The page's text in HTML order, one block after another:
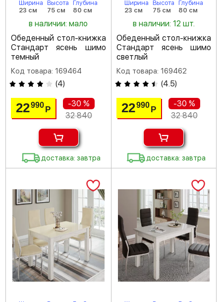
Ширина
23 см
Высота
75 см
Глубина
80 см
в наличии: мало
Обеденный стол-книжка
Стандарт ясень шимо
темный
Код товара: 169464
(4)
22990Р
-30 %
32 840
доставка: завтра
Ширина
23 см
Высота
75 см
Глубина
80 см
в наличии: 12 шт.
Обеденный стол-книжка
Стандарт ясень шимо
светлый
Код товара: 169462
(4.5)
22990 Р
-30 %
32 840
доставка: завтра